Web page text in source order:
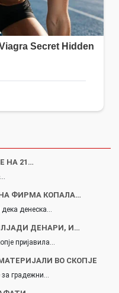
НА 21…
ФИРМА КОПАЛА…
дека денеска…
ДЕНАРИ, И…
пријавила…
ВО СКОПЈЕ
за градежни…